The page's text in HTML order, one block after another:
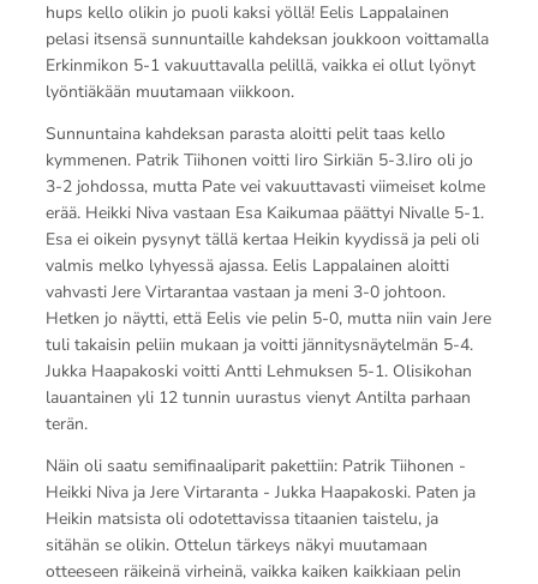
hups kello olikin jo puoli kaksi yöllä! Eelis Lappalainen
pelasi itsensä sunnuntaille kahdeksan joukkoon voittamalla
Erkinmikon 5-1 vakuuttavalla pelillä, vaikka ei ollut lyönyt
lyöntiäkään muutamaan viikkoon.
Sunnuntaina kahdeksan parasta aloitti pelit taas kello
kymmenen. Patrik Tiihonen voitti Iiro Sirkiän 5-3.Iiro oli jo
3-2 johdossa, mutta Pate vei vakuuttavasti viimeiset kolme
erää. Heikki Niva vastaan Esa Kaikumaa päättyi Nivalle 5-1.
Esa ei oikein pysynyt tällä kertaa Heikin kyydissä ja peli oli
valmis melko lyhyessä ajassa. Eelis Lappalainen aloitti
vahvasti Jere Virtarantaa vastaan ja meni 3-0 johtoon.
Hetken jo näytti, että Eelis vie pelin 5-0, mutta niin vain Jere
tuli takaisin peliin mukaan ja voitti jännitysnäytelmän 5-4.
Jukka Haapakoski voitti Antti Lehmuksen 5-1. Olisikohan
lauantainen yli 12 tunnin uurastus vienyt Antilta parhaan
terän.
Näin oli saatu semifinaaliparit pakettiin: Patrik Tiihonen -
Heikki Niva ja Jere Virtaranta - Jukka Haapakoski. Paten ja
Heikin matsista oli odotettavissa titaanien taistelu, ja
sitähän se olikin. Ottelun tärkeys näkyi muutamaan
otteeseen räikeinä virheinä, vaikka kaiken kaikkiaan pelin